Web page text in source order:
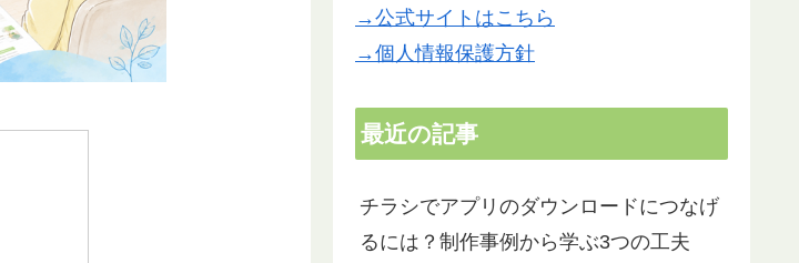
→公式サイトはこちら
→個人情報保護方針
最近の記事
チラシでアプリのダウンロードにつなげ
るには？制作事例から学ぶ3つの工夫